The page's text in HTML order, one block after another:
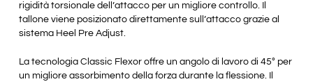
rigidità torsionale dell’attacco per un migliore controllo. Il
tallone viene posizionato direttamente sull’attacco grazie al
sistema Heel Pre Adjust.
La tecnologia Classic Flexor offre un angolo di lavoro di 45° per
un migliore assorbimento della forza durante la flessione. Il